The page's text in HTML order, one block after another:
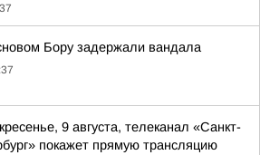
Бору задержали вандала
9 августа, телеканал «Санкт-
покажет прямую трансляцию